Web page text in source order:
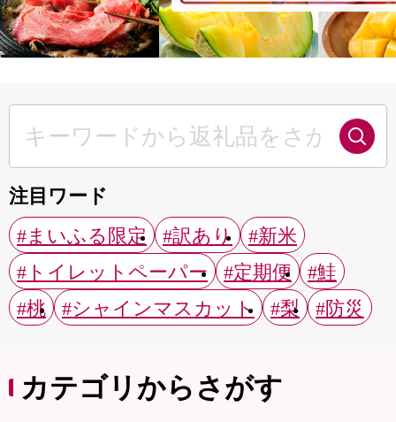
注目ワード
#まいふる限定
#訳あり
#新米
#トイレットペーパー
#定期便
#鮭
#桃
#シャインマスカット #梨 #防災
カテゴリからさがす